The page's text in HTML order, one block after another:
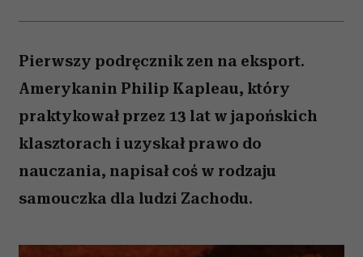
Pierwszy podręcznik zen na eksport.
Amerykanin Philip Kapleau, który
praktykował przez 13 lat w japońskich
klasztorach i uzyskał prawo do
nauczania, napisał coś w rodzaju
samouczka dla ludzi Zachodu.